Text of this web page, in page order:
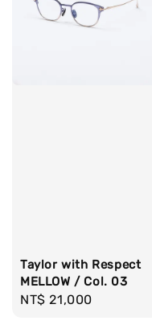
Taylor with Respect
MELLOW / Col. 03
Regular
NT$ 21,000